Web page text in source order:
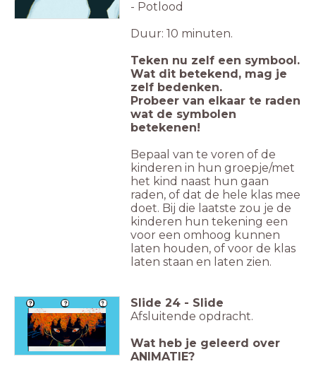
- Potlood
Duur: 10 minuten.
Teken nu zelf een symbool.
Wat dit betekend, mag je
zelf bedenken.
Probeer van elkaar te raden
wat de symbolen
betekenen!
Bepaal van te voren of de
kinderen in hun groepje/met
het kind naast hun gaan
raden, of dat de hele klas mee
doet. Bij die laatste zou je de
kinderen hun tekening een
voor een omhoog kunnen
laten houden, of voor de klas
laten staan en laten zien.
Slide 24 - Slide
Afsluitende opdracht.
Wat heb je geleerd over
ANIMATIE?